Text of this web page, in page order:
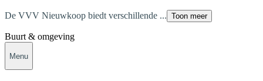
De VVV Nieuwkoop biedt verschillende ... Toon meer
Buurt & omgeving
Menu